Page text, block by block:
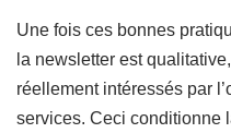
Une fois ces bonnes
la newsletter est
réellement intéressés par
services. Ceci conditionne